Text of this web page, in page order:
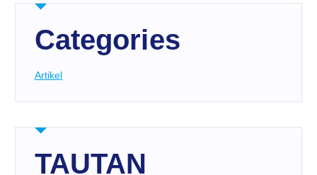
Categories
Artikel
TAUTAN